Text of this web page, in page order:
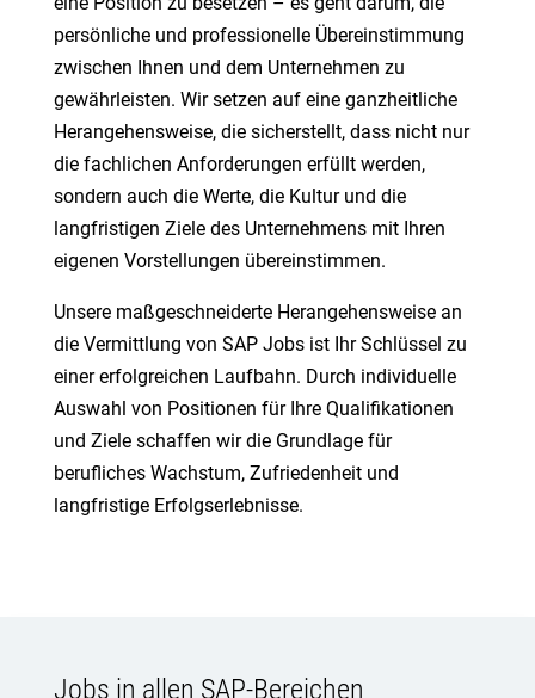
persönliche und professionelle Übereinstimmung
zwischen Ihnen und dem Unternehmen zu
gewährleisten. Wir setzen auf eine ganzheitliche
Herangehensweise, die sicherstellt, dass nicht nur
die fachlichen Anforderungen erfüllt werden,
sondern auch die Werte, die Kultur und die
langfristigen Ziele des Unternehmens mit Ihren
eigenen Vorstellungen übereinstimmen.
Unsere maßgeschneiderte Herangehensweise an
die Vermittlung von SAP Jobs ist Ihr Schlüssel zu
einer erfolgreichen Laufbahn. Durch individuelle
Auswahl von Positionen für Ihre Qualifikationen
und Ziele schaffen wir die Grundlage für
berufliches Wachstum, Zufriedenheit und
langfristige Erfolgserlebnisse.
Jobs in allen SAP-Bereichen